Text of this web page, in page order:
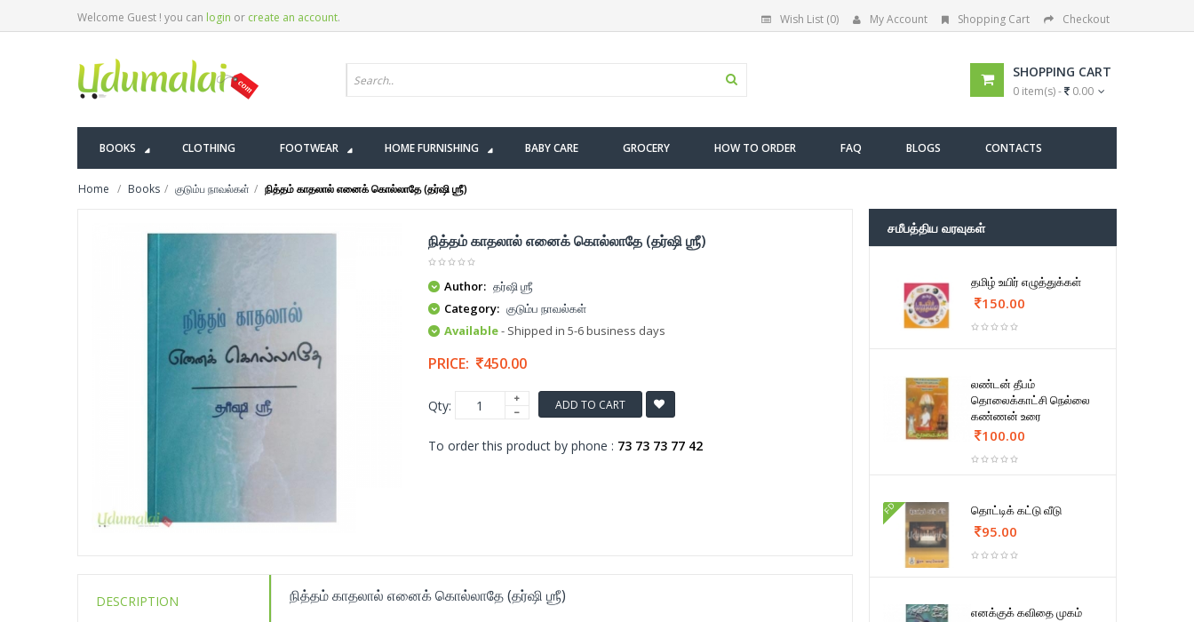
Welcome Guest ! you can login or create an account. Wish List (0) My Account Shopping Cart Checkout
SHOPPING CART
0 item(s) - 0.00
BOOKS CLOTHING FOOTWEAR HOME FURNISHING BABY CARE GROCERY HOW TO ORDER FAQ BLOGS CONTACTS
Home Books குடும்ப நாவல்கள் நித்தம் காதலால் எனைக் கொல்லாதே (தர்ஷி ஶ்ரீ)
நித்தம் காதலால் எனைக் கொல்லாதே (தர்ஷி ஶ்ரீ)
Author: தர்ஷி ஶ்ரீ
Category: குடும்ப நாவல்கள்
Available- Shipped in 5-6 business days
PRICE: 450.00
Qty: ADD TO CART
To order this product by phone : 73 73 73 77 42
DESCRIPTION நித்தம் காதலால் எனைக் கொல்லாதே (தர்ஷி ஶ்ரீ)
சமீபத்திய வரவுகள்
தமிழ் உயிர் எழுத்துக்கள்
150.00
லண்டன் தீபம்
தொலைக்காட்சி நெல்லை
கண்ணன் உரை
100.00
FD தொட்டிக் கட்டு வீடு
95.00
எனக்குக் கவிதை முகம்